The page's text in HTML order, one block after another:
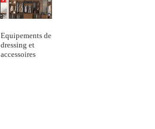
Equipements de
dressing et
accessoires